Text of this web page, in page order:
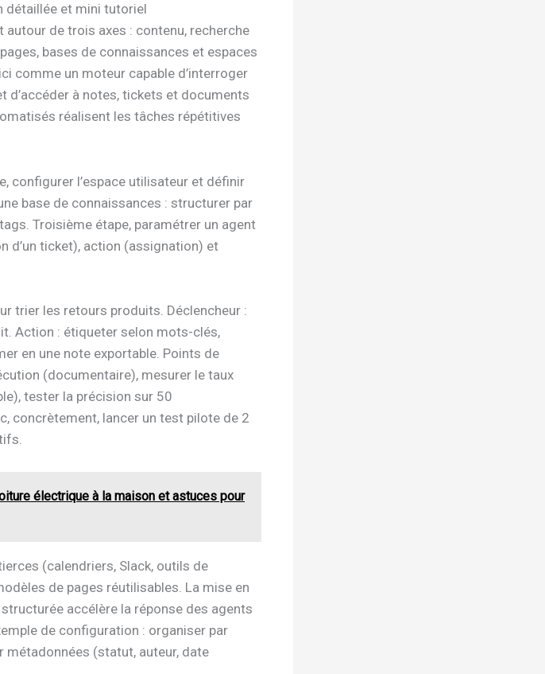
détaillée et mini tutoriel
de trois axes : contenu, recherche
bases de connaissances et espaces
comme un moteur capable d’interroger
d’accéder à notes, tickets et documents
réalisent les tâches répétitives
configurer l’espace utilisateur et définir
base de connaissances : structurer par
Troisième étape, paramétrer un agent
d’un ticket), action (assignation) et
trier les retours produits. Déclencheur :
Action : étiqueter selon mots-clés,
en une note exportable. Points de
(documentaire), mesurer le taux
tester la précision sur 50
concrètement, lancer un test pilote de 2
électrique à la maison et astuces pour
(calendriers, Slack, outils de
de pages réutilisables. La mise en
structurée accélère la réponse des agents
de configuration : organiser par
métadonnées (statut, auteur, date